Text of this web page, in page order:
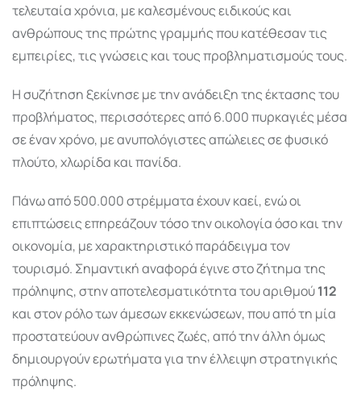
τελευταία χρόνια, με καλεσμένους ειδικούς και
ανθρώπους της πρώτης γραμμής που κατέθεσαν τις
εμπειρίες, τις γνώσεις και τους προβληματισμούς τους.
Η συζήτηση ξεκίνησε με την ανάδειξη της έκτασης του
προβλήματος, περισσότερες από 6.000 πυρκαγιές μέσα
σε έναν χρόνο, με ανυπολόγιστες απώλειες σε φυσικό
πλούτο, χλωρίδα και πανίδα.
Πάνω από 500.000 στρέμματα έχουν καεί, ενώ οι
επιπτώσεις επηρεάζουν τόσο την οικολογία όσο και την
οικονομία, με χαρακτηριστικό παράδειγμα τον
τουρισμό. Σημαντική αναφορά έγινε στο ζήτημα της
πρόληψης, στην αποτελεσματικότητα του αριθμού112
και στον ρόλο των άμεσων εκκενώσεων, που από τη μία
προστατεύουν ανθρώπινες ζωές, από την άλλη όμως
δημιουργούν ερωτήματα για την έλλειψη στρατηγικής
πρόληψης.